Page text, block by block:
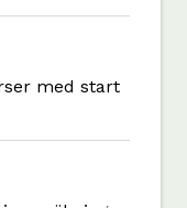
med start